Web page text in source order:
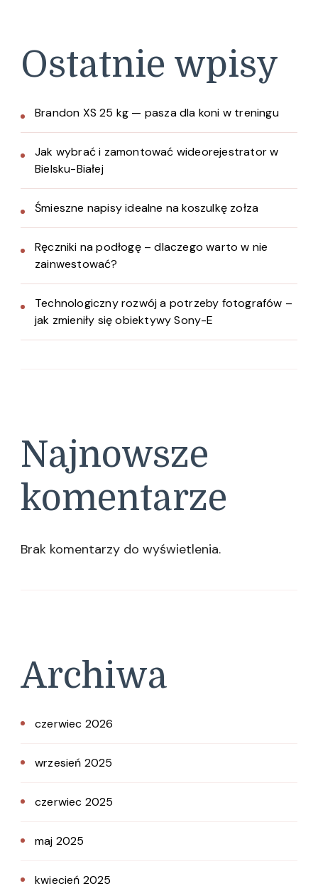
Ostatnie wpisy
Brandon XS 25 kg — pasza dla koni w treningu
Jak wybrać i zamontować wideorejestrator w
Bielsku-Białej
Śmieszne napisy idealne na koszulkę zołza
Ręczniki na podłogę – dlaczego warto w nie
zainwestować?
Technologiczny rozwój a potrzeby fotografów –
jak zmieniły się obiektywy Sony-E
Najnowsze
komentarze
Brak komentarzy do wyświetlenia.
Archiwa
czerwiec 2026
wrzesień 2025
czerwiec 2025
maj 2025
kwiecień 2025